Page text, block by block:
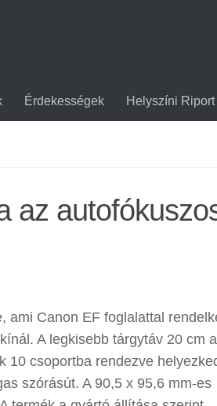
Érdekességek Helyszíni Riport
az
ami Canon EF foglalattal
A legkisebb tárgytáv 20 cm a
10 csoportba rendezve
szórásút. A 90,5 x 95,6 mm-es